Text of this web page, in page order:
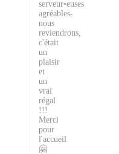
serveur•euses
agréables-
nous
reviendrons,
c'était
un
plaisir
et
un
vrai
régal
!!!
Merci
pour
l'accueil
🤗